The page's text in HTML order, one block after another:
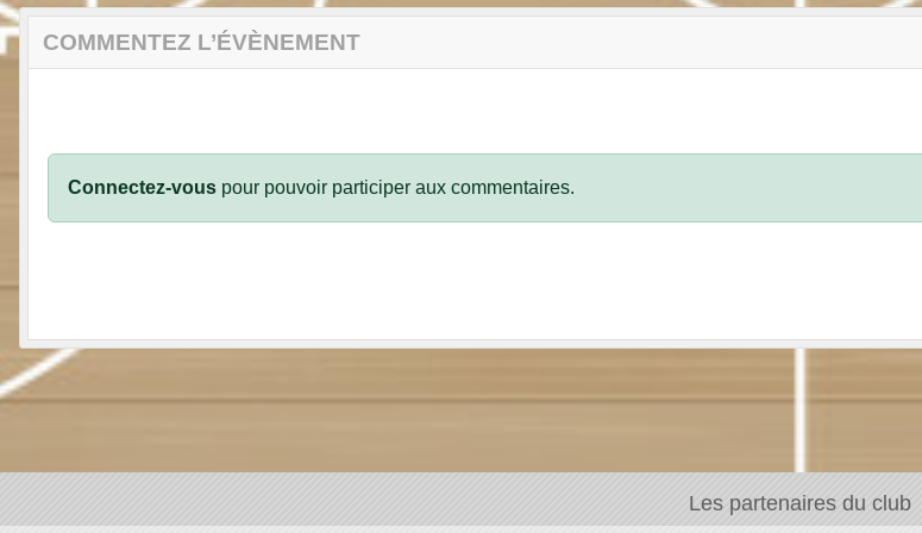
COMMENTEZ L’ÉVÈNEMENT
Connectez-vous pour pouvoir participer aux commentaires.
Les partenaires du club